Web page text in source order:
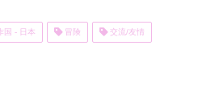
国 - 日本 冒険 交流/友情